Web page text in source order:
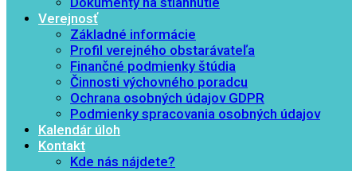
Verejnosť
Základné informácie
Profil verejného obstarávateľa
Finančné podmienky štúdia
Činnosti výchovného poradcu
Ochrana osobných údajov GDPR
Podmienky spracovania osobných údajov
Kalendár úloh
Kontakt
Kde nás nájdete?